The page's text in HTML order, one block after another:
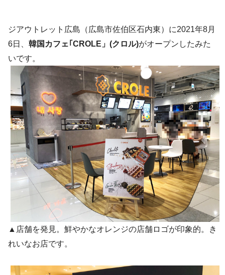
ジアウトレット広島（広島市佐伯区石内東）に2021年8月
6日、 韓国カフェ｢CROLE」(クロル)がオープンしたみた
いです。
▲店舗を発見。鮮やかなオレンジの店舗ロゴが印象的。き
れいなお店です。